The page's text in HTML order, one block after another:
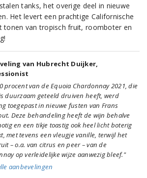
tanks, het overige deel in nieuwe
Het levert een prachtige Californische
tonen van tropisch fruit, roomboter en
van Hubrecht Duijker,
procent van de Equoia Chardonnay 2021, die
duurzaam geteeld druiven heeft, werd
toegepast in nieuwe fusten van Frans
Deze behandeling heeft de wijn behalve
en een tikje toastig ook heel licht boterig
met tevens een vleugje vanille, terwijl het
– o.a. van citrus en peer – van de
op verleidelijke wijze aanwezig bleef."
aanbevelingen